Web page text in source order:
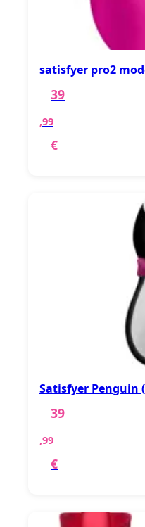
satisfyer pro2
39
,99
€
Satisfyer Penguin
39
,99
€